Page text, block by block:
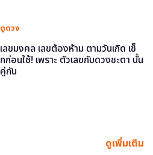
ดูดวง
เลขมงคล เลขต้องห้าม ตามวันเกิด เช็
กก่อนใช้! เพราะ ตัวเลขกับดวงชะตา นั้น
คู่กัน
ดูเพิ่มเติม